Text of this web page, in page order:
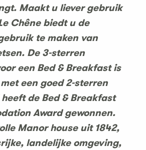
Maakt u liever gebruik
Chêne biedt u de
te maken van
De 3-sterren
een Bed & Breakfast is
een goed 2-sterren
de Bed & Breakfast
Award gewonnen.
Manor house uit 1842,
landelijke omgeving,